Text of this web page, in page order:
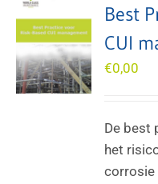
Best
CUI
€0,00
De best
het
corrosie